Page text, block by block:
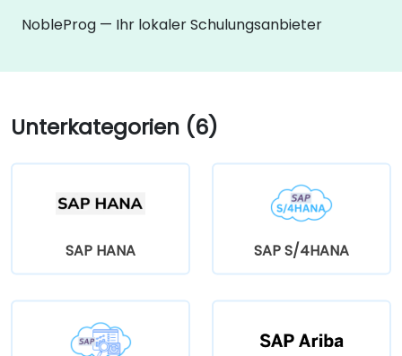
NobleProg — Ihr lokaler Schulungsanbieter
Unterkategorien (6)
SAP HANA SAP S/4HANA